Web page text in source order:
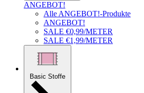
ANGEBOT!
Alle ANGEBOT!-Produkte
ANGEBOT!
SALE €0,99/METER
SALE €1,99/METER
Basic Stoffe